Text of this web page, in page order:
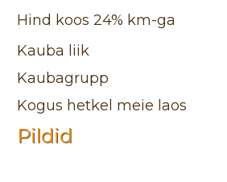
Hind koos 24% km-ga
Kauba liik
Kaubagrupp
Kogus hetkel meie laos
Pildid